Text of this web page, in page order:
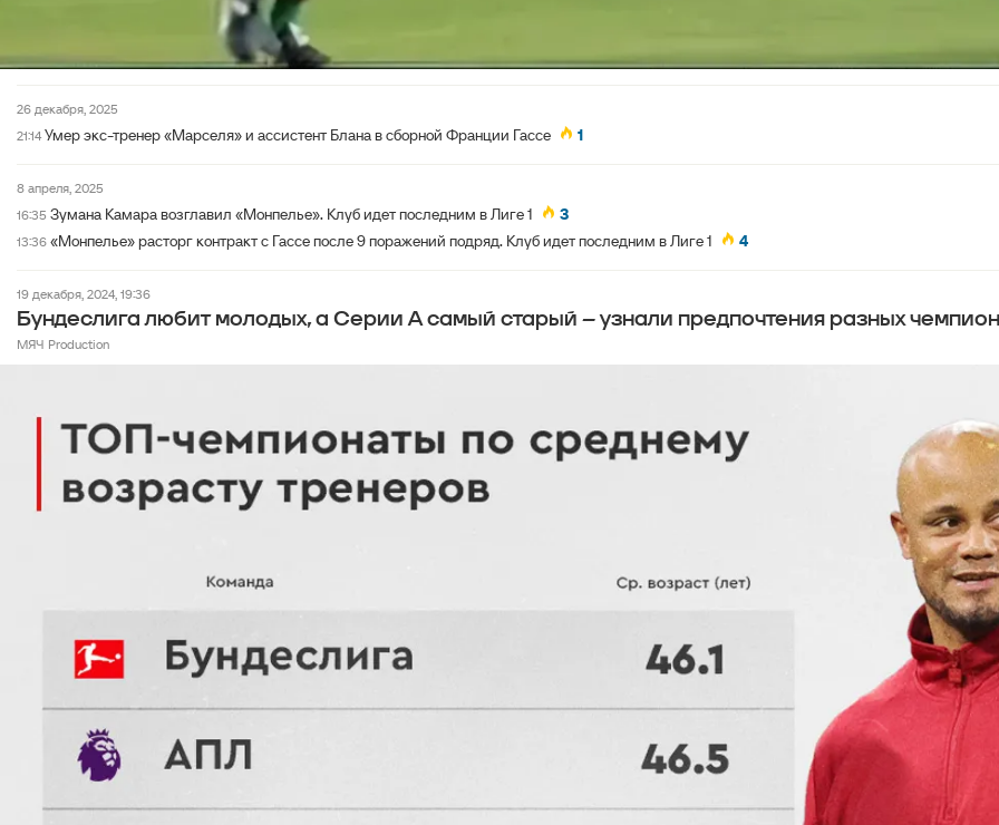
26 декабря, 2025
21:14 Умер экс-тренер «Марселя» и ассистент Блана в сборной Франции Гассе 1
8 апреля, 2025
16:35 Зумана Камара возглавил «Монпелье». Клуб идет последним в Лиге 1 3
13:36 «Монпелье» расторг контракт с Гассе после 9 поражений подряд. Клуб идет последним в Лиге 1 4
19 декабря, 2024, 19:36
Бундеслига любит молодых, а Серии А самый старый – узнали предпочтения разных
МЯЧ Production